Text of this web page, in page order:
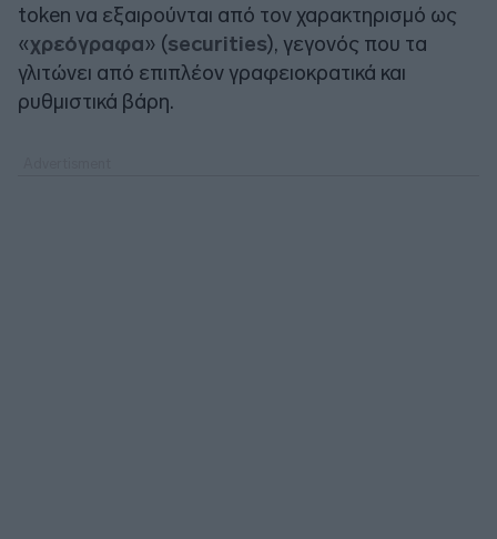
token να εξαιρούνται από τον χαρακτηρισμό ως
«χρεόγραφα» (securities), γεγονός που τα
γλιτώνει από επιπλέον γραφειοκρατικά και
ρυθμιστικά βάρη.